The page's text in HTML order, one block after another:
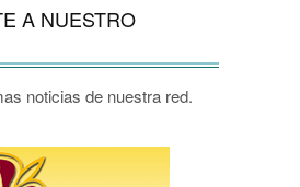
A NUESTRO
noticias de nuestra red.